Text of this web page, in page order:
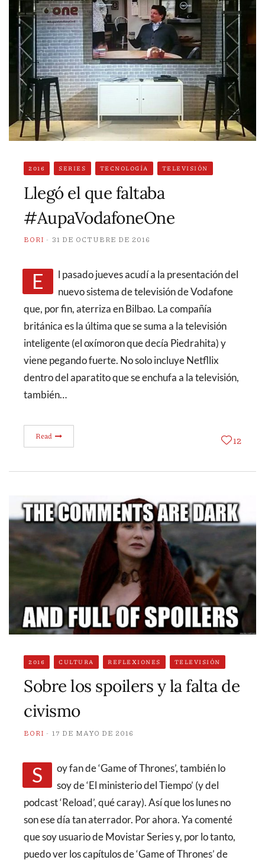
2016 SERIES TECNOLOGÍA TELEVISIÓN
Llegó el que faltaba
#AupaVodafoneOne
BORI 31 DE OCTUBRE DE 2016
El pasado jueves acudí a la presentación del
nuevo sistema de televisión de Vodafone
que, por fin, aterriza en Bilbao. La compañía
británica es la última que se suma a la televisión
inteligente (el oxímoron que decía Piedrahita) y
viene pegando fuerte. No solo incluye Netfllix
dentro del aparatito que se enchufa a la televisión,
también…
Read 12
2016 CULTURA REFLEXIONES TELEVISIÓN
Sobre los spoilers y la falta de
civismo
BORI 17 DE MAYO DE 2016
Soy fan de ‘Game of Thrones’, también lo
soy de ‘El ministerio del Tiempo’ (y del
podcast ‘Reload’, qué caray). Así que los lunes no
son ese día tan aterrador. Por ahora. Ya comenté
que soy usuario de Movistar Series y, por lo tanto,
puedo ver los capítulos de ‘Game of Thrones’ de